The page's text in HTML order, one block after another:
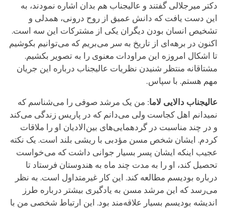
دکتر میرجلالی گفتند و عالیجناب هم بدان اشاره نمودند، به
این دست یافت که دانش عمیق از روح درونی، همدلی و
تشخیص انسان بودن دیگران یکی از مشترکات این سه است.
اکنون در برهه‌ای از تاریخ به سر می‌بریم که می‌توانیم بکوشیم
تا اشکال امروزه این مراودات معنوی را به تصویر بکشیم.
مشتاقانه منتظر شنیدن نظریات عالیجناب درباره این جریان
مهم هستم. با سپاس.
عالیجناب دالایی لاما: من یک مرشد صوفی را می‌شناسم که
نمیدانم اهل کجاست ولی می‌دانم که در پاریس زندگی می‌کند
و در چند مناسبت‌ در گردهمایی‌های بین‌الادیان او را ملاقات
کردم. ایشان شخص مسن مؤدبی با ریشی بلند است. یک نکته
عجیب اینکه ایشان پسر بسیار جوانی داشت که می‌خواست
تحصیل کند، او را به مدت چند ماه به هندوستان فرستاد تا
درباره بودیسم مطالعه کند. این کار غیرمتداول است. به نظر
می‌رسد که این مرشد مسن به یادگیری بیشتر درباره طرز
اندیشه بودیسم بسیار علاقه‌مند بود. این ارتباط شخصی من با